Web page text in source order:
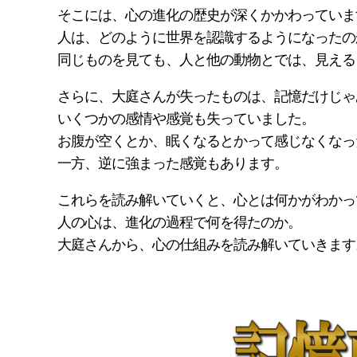
そこには、心の進化の歴史が深くかかわってい
人は、どのように世界を認識するようになった
同じものを見ても、人と他の動物とでは、見え
さらに、大庭さんが失ったものは、記憶だけじ
いくつかの感情や感覚も失っていました。
お腹が空くとか、眠くなるとかって感じなくな
一方、逆に強まった感覚もあります。
これらを読み解いていくと、心とは何かがわか
人の心は、進化の過程で何を得たのか。
大庭さんから、心の仕組みを読み解いていきま